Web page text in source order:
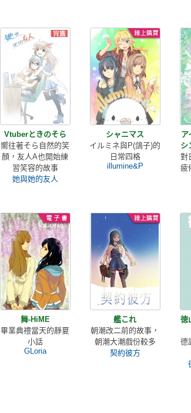
Vtuberときのそら
嚮往著そら自然的笑
顏，友人A也開始練
習笑容的故事
她與她的友人
シャニマス
イルミネ與P(鴿子)的
日常四格
illumine&P
ア
シ
對
疲
舞-HiME
畢業典禮當天的靜夏
小話
GLoria
艦これ
朝潮改二前的故事，
朝潮大潮戲份較多
契約彼方
徳
德